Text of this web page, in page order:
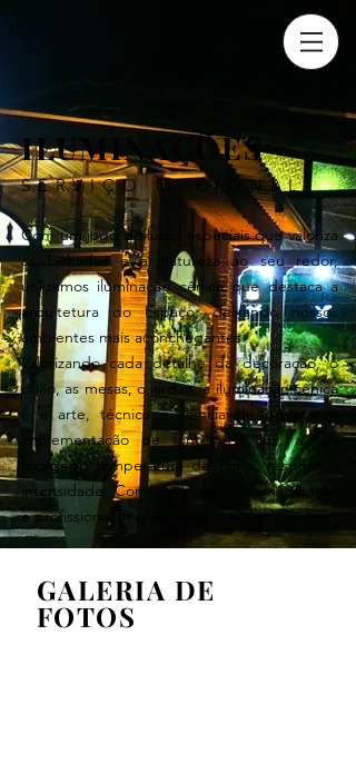
ILUMINAÇÕES
SERVIÇO OPCIONAL
Com um jogo de luzes especiais que valoriza
as fachadas e a natureza ao seu redor,
utilizamos iluminação cênica que destaca a
arquitetura do Espaço, deixando nossos
ambientes mais aconchegantes.
Valorizando cada detalhe da decoração, o
salão, as mesas, o jardim, a iluminação cênica
é a arte, técnica e ciência de projetar a
implementação de fontes de luz, a sua
focagem, temperatura de cor e respectiva
intensidade. Com um pouco de imaginação
e profissionalismo ela dá vida aos ambientes.
GALERIA DE
FOTOS